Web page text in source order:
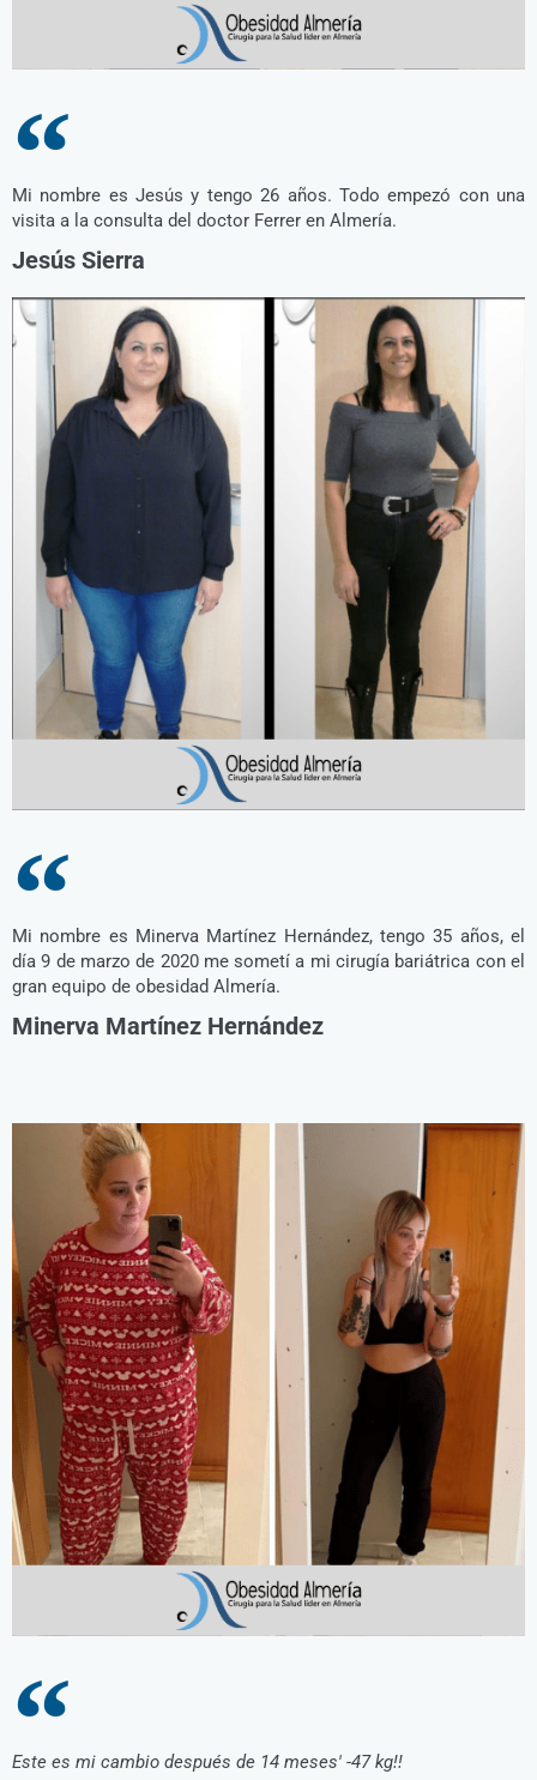
Mi nombre es Jesús y tengo 26 años. Todo empezó con una
visita a la consulta del doctor Ferrer en Almería.
Jesús Sierra
Mi nombre es Minerva Martínez Hernández, tengo 35 años, el
día 9 de marzo de 2020 me sometí a mi cirugía bariátrica con el
gran equipo de obesidad Almería.
Minerva Martínez Hernández
Este es mi cambio después de 14 meses' -47 kg!!